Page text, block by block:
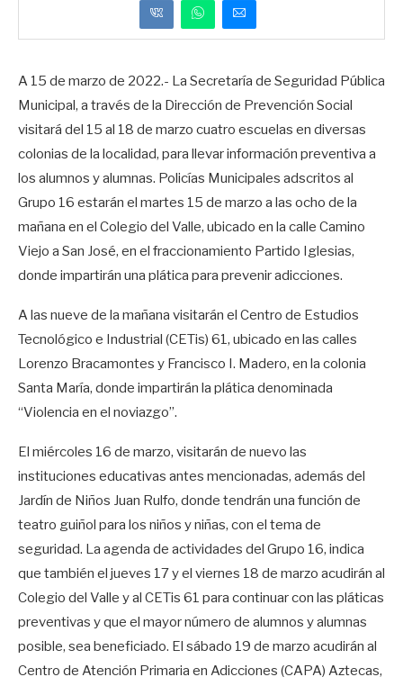
A 15 de marzo de 2022.- La Secretaría de Seguridad Pública
Municipal, a través de la Dirección de Prevención Social
visitará del 15 al 18 de marzo cuatro escuelas en diversas
colonias de la localidad, para llevar información preventiva a
los alumnos y alumnas. Policías Municipales adscritos al
Grupo 16 estarán el martes 15 de marzo a las ocho de la
mañana en el Colegio del Valle, ubicado en la calle Camino
Viejo a San José, en el fraccionamiento Partido Iglesias,
donde impartirán una plática para prevenir adicciones.
A las nueve de la mañana visitarán el Centro de Estudios
Tecnológico e Industrial (CETis) 61, ubicado en las calles
Lorenzo Bracamontes y Francisco I. Madero, en la colonia
Santa María, donde impartirán la plática denominada
“Violencia en el noviazgo”.
El miércoles 16 de marzo, visitarán de nuevo las
instituciones educativas antes mencionadas, además del
Jardín de Niños Juan Rulfo, donde tendrán una función de
teatro guiñol para los niños y niñas, con el tema de
seguridad. La agenda de actividades del Grupo 16, indica
que también el jueves 17 y el viernes 18 de marzo acudirán al
Colegio del Valle y al CETis 61 para continuar con las pláticas
preventivas y que el mayor número de alumnos y alumnas
posible, sea beneficiado. El sábado 19 de marzo acudirán al
Centro de Atención Primaria en Adicciones (CAPA) Aztecas,